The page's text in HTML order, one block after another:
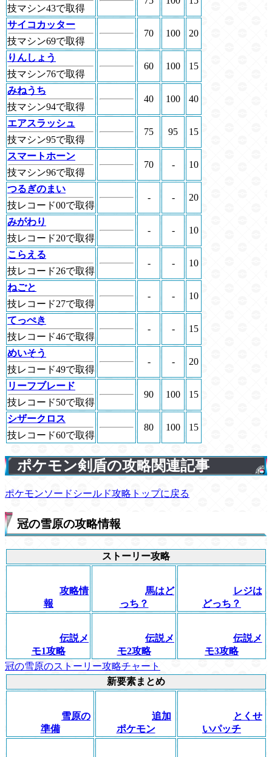
技マシン43で取得
サイコカッター
技マシン69で取得
70 100 20
りんしょう
技マシン76で取得
60 100 15
みねうち
技マシン94で取得
40 100 40
エアスラッシュ
技マシン95で取得
75 95 15
スマートホーン
技マシン96で取得
70 - 10
つるぎのまい
技レコード00で取得
- - 20
みがわり
技レコード20で取得
- - 10
こらえる
技レコード26で取得
- - 10
ねごと
技レコード27で取得
- - 10
てっぺき
技レコード46で取得
- - 15
めいそう
技レコード49で取得
- - 20
リーフブレード
技レコード50で取得
90 100 15
シザークロス
技レコード60で取得
80 100 15
ポケモン剣盾の攻略関連記事
ポケモンソードシールド攻略トップに戻る
冠の雪原の攻略情報
ストーリー攻略
攻略情
報
馬はど
っち？
レジは
どっち？
伝説メ
モ1攻略
伝説メ
モ2攻略
伝説メ
モ3攻略
冠の雪原のストーリー攻略チャート
新要素まとめ
雪原の
準備
追加
ポケモン
とくせ
いパッチ